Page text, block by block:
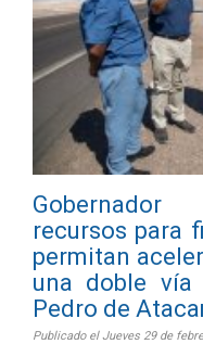
Gobernador
recursos para
permitan
una doble vía
Pedro de
Publicado el Jueves 29 de